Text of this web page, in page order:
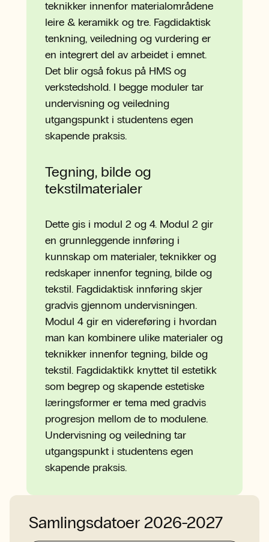
teknikker innenfor materialområdene
leire & keramikk og tre. Fagdidaktisk
tenkning, veiledning og vurdering er
en integrert del av arbeidet i emnet.
Det blir også fokus på HMS og
verkstedshold. I begge moduler tar
undervisning og veiledning
utgangspunkt i studentens egen
skapende praksis.
Tegning, bilde og
tekstilmaterialer
Dette gis i modul 2 og 4. Modul 2 gir
en grunnleggende innføring i
kunnskap om materialer, teknikker og
redskaper innenfor tegning, bilde og
tekstil. Fagdidaktisk innføring skjer
gradvis gjennom undervisningen.
Modul 4 gir en videreføring i hvordan
man kan kombinere ulike materialer og
teknikker innenfor tegning, bilde og
tekstil. Fagdidaktikk knyttet til estetikk
som begrep og skapende estetiske
læringsformer er tema med gradvis
progresjon mellom de to modulene.
Undervisning og veiledning tar
utgangspunkt i studentens egen
skapende praksis.
Samlingsdatoer 2026-2027